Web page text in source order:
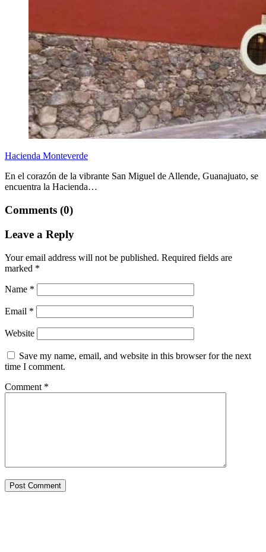
Hacienda Monteverde
En el corazón de la vibrante San Miguel de Allende, Guanajuato, se
encuentra la Hacienda…
Comments (0)
Leave a Reply
Your email address will not be published. Required fields are
marked *
Name *
Email *
Website
Save my name, email, and website in this browser for the next
time I comment.
Comment *